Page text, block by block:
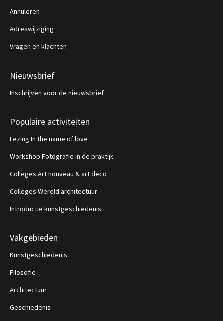
Annuleren
Adreswijziging
Vragen en klachten
Nieuwsbrief
Inschrijven voor de nieuwsbrief
Populaire activiteiten
Lezing In the name of love
Workshop Fotografie in de praktijk
Colleges Art nouveau & art deco
Colleges Wereld architectuur
Introductie kunstgeschiedenis
Vakgebieden
Kunstgeschiedenis
Filosofie
Architectuur
Geschiedenis